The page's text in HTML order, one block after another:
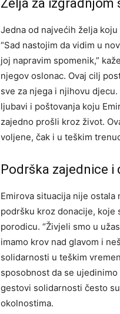
Želja za izgradnjom
Jedna od najvećih želja
“Sad nastojim da vidim u
joj napravim spomenik,”
njegov oslonac. Ovaj cilj
sve za njega i njihovu
ljubavi i poštovanja koju
zajedno prošli kroz život.
voljene, čak i u teškim
Podrška zajednice i
Emirova situacija nije
podršku kroz donacije, koje
porodicu. “Živjeli smo u
imamo krov nad glavom i
solidarnosti u teškim
sposobnost da se
gestovi solidarnosti često
okolnostima.